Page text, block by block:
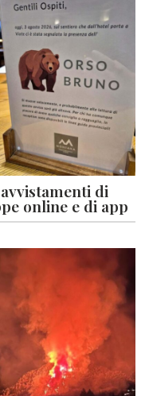
di
online e di app